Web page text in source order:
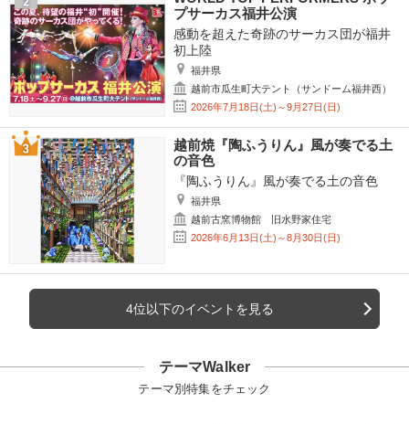
プサーカス福井公演
感動を超えた奇跡のサーカス団が福井
初上陸
福井県
越前市瓜生町大テント（サンドーム福井西）
2026年7月18日(土)～9月27日(日)
越前焼『陶ふうりん』風が奏でる土
の音色
『陶ふうりん』風が奏でる土の音色
福井県
越前古窯博物館 旧水野家住宅
2026年6月13日(土)～8月30日(日)
4位以下のイベントを見る
テーマWalker
テーマ別特集をチェック